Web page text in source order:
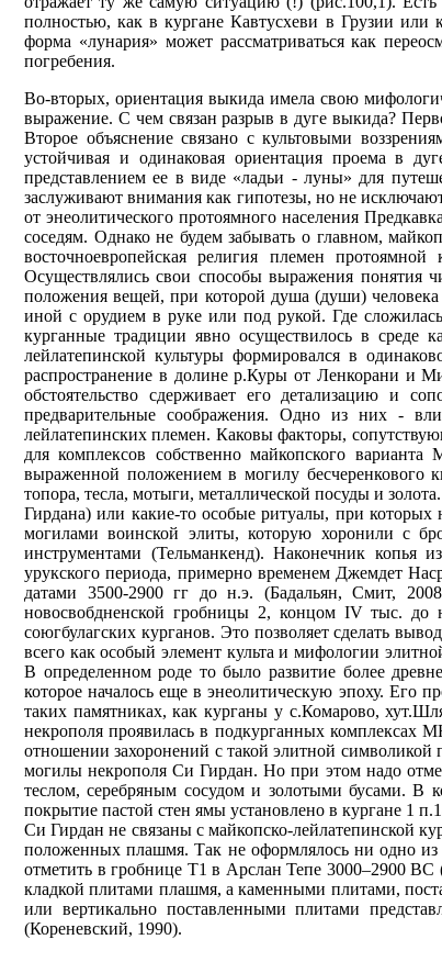
полностью, как в кургане Кавтусхеви в Грузии
форма «лунария» может рассматриваться как
погребения.
Во-вторых, ориентация выкида имела свою
выражение. С чем связан разрыв в дуге выкида?
Второе объяснение связано с культовыми
устойчивая и одинаковая ориентация проема в
представлением ее в виде «ладьи - луны» для
заслуживают внимания как гипотезы, но не
от энеолитического протоямного населения
соседям. Однако не будем забывать о главном,
восточноевропейская религия племен
Осуществлялись свои способы выражения понятия
положения вещей, при которой душа (души)
иной с орудием в руке или под рукой. Где
курганные традиции явно осуществилось в
лейлатепинской культуры формировался в
распространение в долине р.Куры от Ленкорани и
обстоятельство сдерживает его детализацию и
предварительные соображения. Одно из них -
лейлатепинских племен. Каковы факторы,
для комплексов собственно майкопского
выраженной положением в могилу бесчеренкового
топора, тесла, мотыги, металлической посуды и
Гирдана) или какие-то особые ритуалы, при которых
могилами воинской элиты, которую хоронили с
инструментами (Тельманкенд). Наконечник копья
урукского периода, примерно временем Джемдет
датами 3500-2900 гг до н.э. (Бадальян, Смит,
новосвобдненской гробницы 2, концом IV тыс. до
союгбулагских курганов. Это позволяет сделать
всего как особый элемент культа и мифологии
В определенном роде то было развитие более
которое началось еще в энеолитическую эпоху. Его
таких памятниках, как курганы у с.Комарово,
некрополя проявилась в подкурганных
отношении захоронений с такой элитной символикой
могилы некрополя Си Гирдан. Но при этом надо
теслом, серебряным сосудом и золотыми бусами. В
покрытие пастой стен ямы установлено в кургане 1
Си Гирдан не связаны с майкопско-лейлатепинской
положенных плашмя. Так не оформлялось ни одно
отметить в гробнице Т1 в Арслан Тепе 3000–2900
кладкой плитами плашмя, а каменными плитами,
или вертикально поставленными плитами
(Кореневский, 1990).